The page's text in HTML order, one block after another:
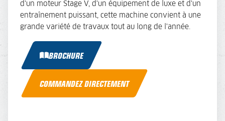
d'un moteur Stage V, d'un équipement de luxe et d'un
entraînement puissant, cette machine convient à une
grande variété de travaux tout au long de l'année.
BROCHURE
COMMANDEZ DIRECTEMENT